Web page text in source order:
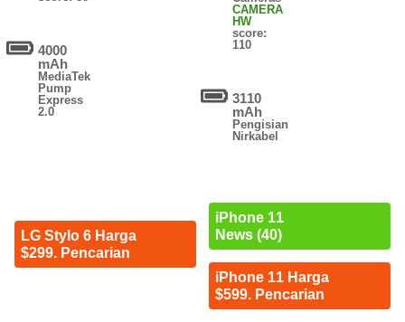
4000
mAh
MediaTek
Pump
Express
2.0
LG Stylo 6 Harga
$299. Pencarian
CAMERA
HW
score:
110
3110
mAh
Pengisian
Nirkabel
iPhone 11
News (40)
iPhone 11 Harga
$599. Pencarian